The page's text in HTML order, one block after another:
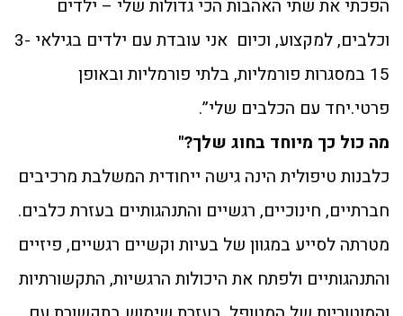
הפכתי את שתי האהבות הכי גדולות שלי – ילדים
וכלבים, למקצוע, וכיום אני עובדת עם ילדים בגילאי 3-
15 במסגרות פורמליות, בלתי פורמליות ובאופן
פרטי.יחד עם הכלבים שלי”.
מה כול כך מיוחד בחוג שלך?"
כלבנות טיפולית הינה גישה ייחודית המשלבת מרכיבים
חברתיים, חינוכיים, רגשיים והתנהגותיים בעזרת כלבים.
מטרתה לסייע במגוון של בעיות וקשיים רגשיים, פיזיים
והתנהגותיים ולפתח את היכולות הרגשיות, התקשורתיות